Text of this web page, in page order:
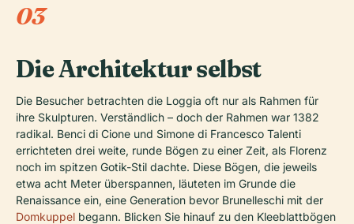
03
Die Architektur selbst
Die Besucher betrachten die Loggia oft nur als Rahmen für
ihre Skulpturen. Verständlich – doch der Rahmen war 1382
radikal. Benci di Cione und Simone di Francesco Talenti
errichteten drei weite, runde Bögen zu einer Zeit, als Florenz
noch im spitzen Gotik-Stil dachte. Diese Bögen, die jeweils
etwa acht Meter überspannen, läuteten im Grunde die
Renaissance ein, eine Generation bevor Brunelleschi mit der
Domkuppel begann. Blicken Sie hinauf zu den Kleeblattbögen